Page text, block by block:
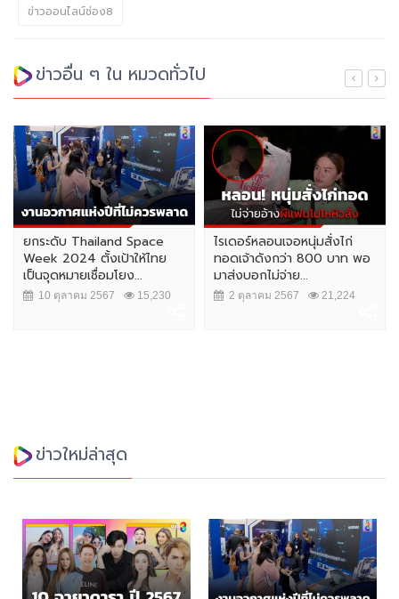
ข่าวออนไลน์ช่อง8
ข่าวอื่น ๆ ใน หมวดทั่วไป
ยกระดับ Thailand Space
Week 2024 ตั้งเป้าให้ไทย
เป็นจุดหมายเชื่อมโยง...
10 ตุลาคม 2567 15,230
ไรเดอร์หลอนเจอหนุ่มสั่งไก่
ทอดเจ้าดังกว่า 800 บาท พอ
มาส่งบอกไม่จ่าย...
2 ตุลาคม 2567 21,224
ข่าวใหม่ล่าสุด